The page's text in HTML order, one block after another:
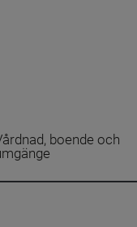
boende och